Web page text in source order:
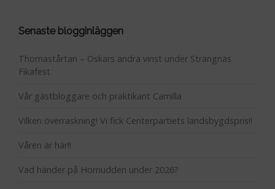
Senaste blogginläggen
Thomastårtan – Oskars andra vinst under Strängnäs
Fikafest
Vår gästbloggare och praktikant Camilla
Vilken överraskning! Vi fick Centerpartiets landsbygdspris!!
Våren är här!!
Vad händer på Hornudden under 2026?